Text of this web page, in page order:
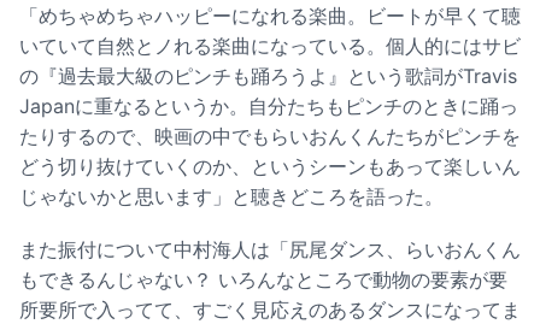
「めちゃめちゃハッピーになれる楽曲。ビートが早くて聴
いていて自然とノれる楽曲になっている。個人的にはサビ
の『過去最大級のピンチも踊ろうよ』という歌詞がTravis
Japanに重なるというか。自分たちもピンチのときに踊っ
たりするので、映画の中でもらいおんくんたちがピンチを
どう切り抜けていくのか、というシーンもあって楽しいん
じゃないかと思います」と聴きどころを語った。
また振付について中村海人は「尻尾ダンス、らいおんくん
もできるんじゃない？ いろんなところで動物の要素が要
所要所で入ってて、すごく見応えのあるダンスになってま